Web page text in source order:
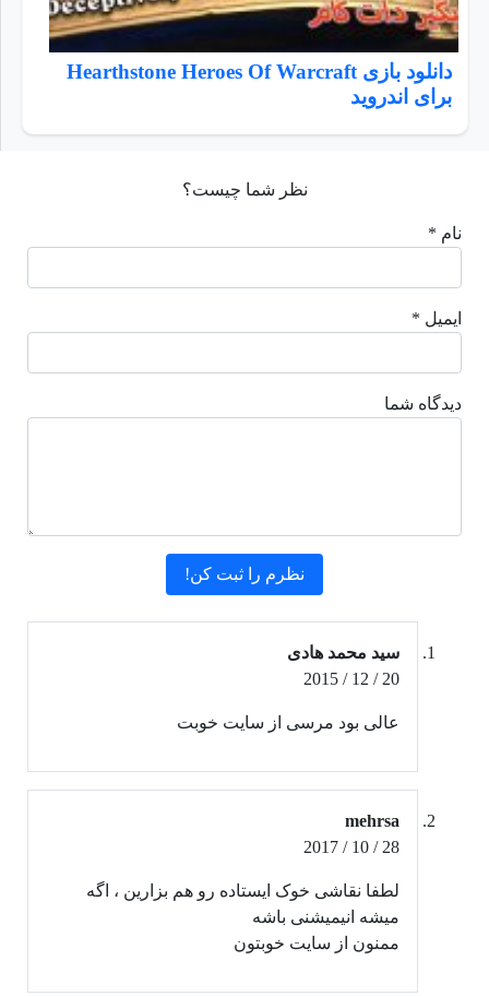
دانلود بازی Hearthstone Heroes Of Warcraft
برای اندروید
نظر شما چیست؟
نام *
ایمیل *
دیدگاه شما
سید محمد هادی
20 / 12 / 2015
عالی بود مرسی از سایت خوبت
mehrsa
28 / 10 / 2017
لطفا نقاشی خوک ایستاده رو هم بزارین ، اگه
میشه انیمیشنی باشه
ممنون از سایت خوبتون